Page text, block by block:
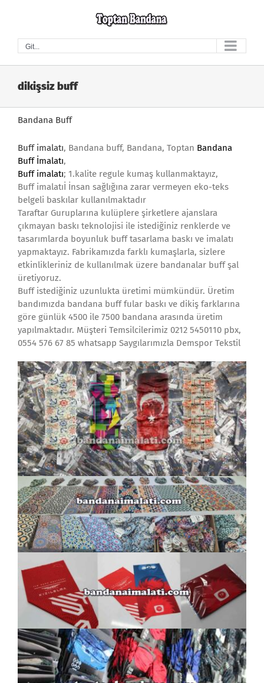
Git...
dikişsiz buff
Bandana Buff
Buff imalatı, Bandana buff, Bandana, Toptan Bandana
Buff İmalatı,
Buff imalatı; 1.kalite regule kumaş kullanmaktayız,
Buff imalatıİ İnsan sağlığına zarar vermeyen eko-teks
belgeli baskılar kullanılmaktadır
Taraftar Guruplarına kulüplere şirketlere ajanslara
çıkmayan baskı teknolojisi ile istediğiniz renklerde ve
tasarımlarda boyunluk buff tasarlama baskı ve imalatı
yapmaktayız. Fabrikamızda farklı kumaşlarla, sizlere
etkinlikleriniz de kullanılmak üzere bandanalar buff şal
üretiyoruz.
Buff istediğiniz uzunlukta üretimi mümkündür. Üretim
bandımızda bandana buff fular baskı ve dikiş farklarına
göre günlük 4500 ile 7500 bandana arasında üretim
yapılmaktadır. Müşteri Temsilcilerimiz 0212 5450110 pbx,
0554 576 67 85 whatsapp Saygılarımızla Demspor Tekstil